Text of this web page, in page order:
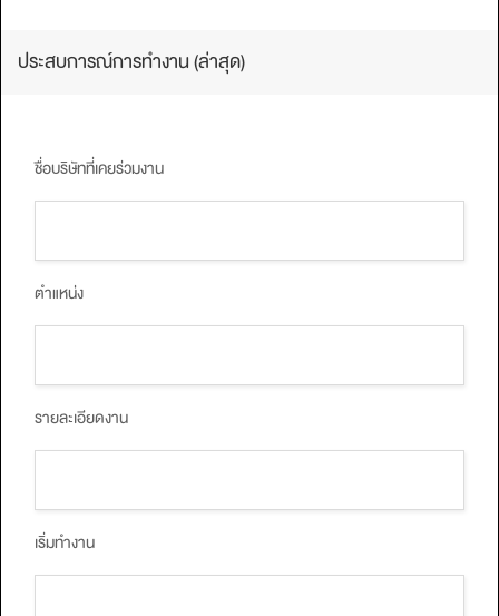
ประสบการณ์การทํางาน (ล่าสุด)
ชื่อบริษัทที่เคยร่วมงาน
ตำแหน่ง
รายละเอียดงาน
เริ่มทำงาน